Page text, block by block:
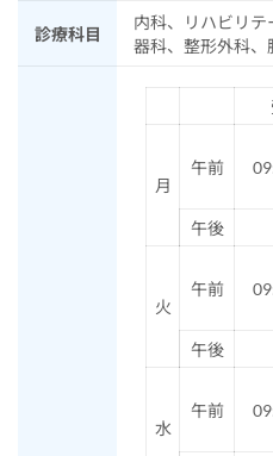
診療科目
内科、リハビリ
器科、整形外科、
月
午前
午後
火
午前
午後
水
午前